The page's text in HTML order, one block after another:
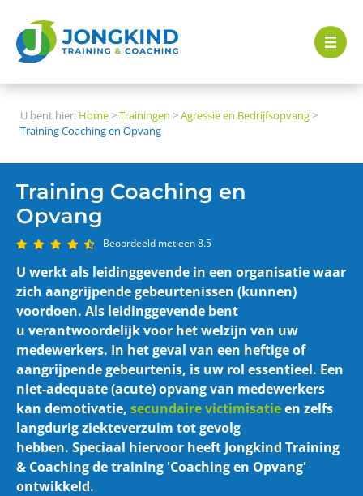
U bent hier: Home>Trainingen >Agressie en Bedrijfsopvang>
Training Coaching en Opvang
Training Coaching en
Opvang
Beoordeeld met een 8.5
U werkt als leidinggevende in een organisatie waar
zich aangrijpende gebeurtenissen (kunnen)
voordoen. Als leidinggevende bent
u verantwoordelijk voor het welzijn van uw
medewerkers. In het geval van een heftige of
aangrijpende gebeurtenis, is uw rol essentieel. Een
niet-adequate (acute) opvang van medewerkers
kan demotivatie, secundaire victimisatieen zelfs
langdurig ziekteverzuim tot gevolg
hebben. Speciaal hiervoor heeft Jongkind Training
& Coaching de training 'Coaching en Opvang'
ontwikkeld.